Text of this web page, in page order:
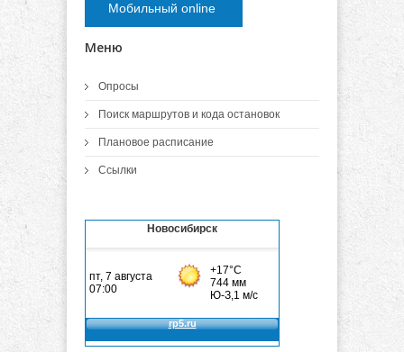
Мобильный online
Меню
Опросы
Поиск маршрутов и кода остановок
Плановое расписание
Ссылки
Новосибирск